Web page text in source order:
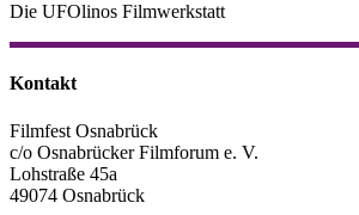
Die UFOlinos Filmwerkstatt
Kontakt
Filmfest Osnabrück
c/o Osnabrücker Filmforum e. V.
Lohstraße 45a
49074 Osnabrück